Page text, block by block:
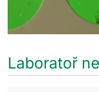
Laboratoř